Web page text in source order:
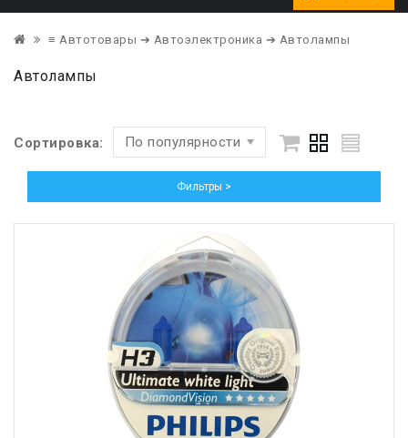
≡ Автотовары ➔ Автоэлектроника ➔ Автолампы
Автолампы
Сортировка: По популярности
Фильтры >